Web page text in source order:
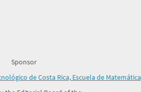
Sponsor
de Costa Rica, Escuela de Matemática